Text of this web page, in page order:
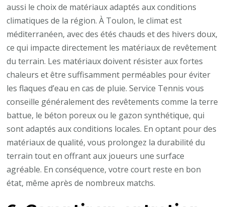
aussi le choix de matériaux adaptés aux conditions
climatiques de la région. À Toulon, le climat est
méditerranéen, avec des étés chauds et des hivers doux,
ce qui impacte directement les matériaux de revêtement
du terrain. Les matériaux doivent résister aux fortes
chaleurs et être suffisamment perméables pour éviter
les flaques d’eau en cas de pluie. Service Tennis vous
conseille généralement des revêtements comme la terre
battue, le béton poreux ou le gazon synthétique, qui
sont adaptés aux conditions locales. En optant pour des
matériaux de qualité, vous prolongez la durabilité du
terrain tout en offrant aux joueurs une surface
agréable. En conséquence, votre court reste en bon
état, même après de nombreux matchs.